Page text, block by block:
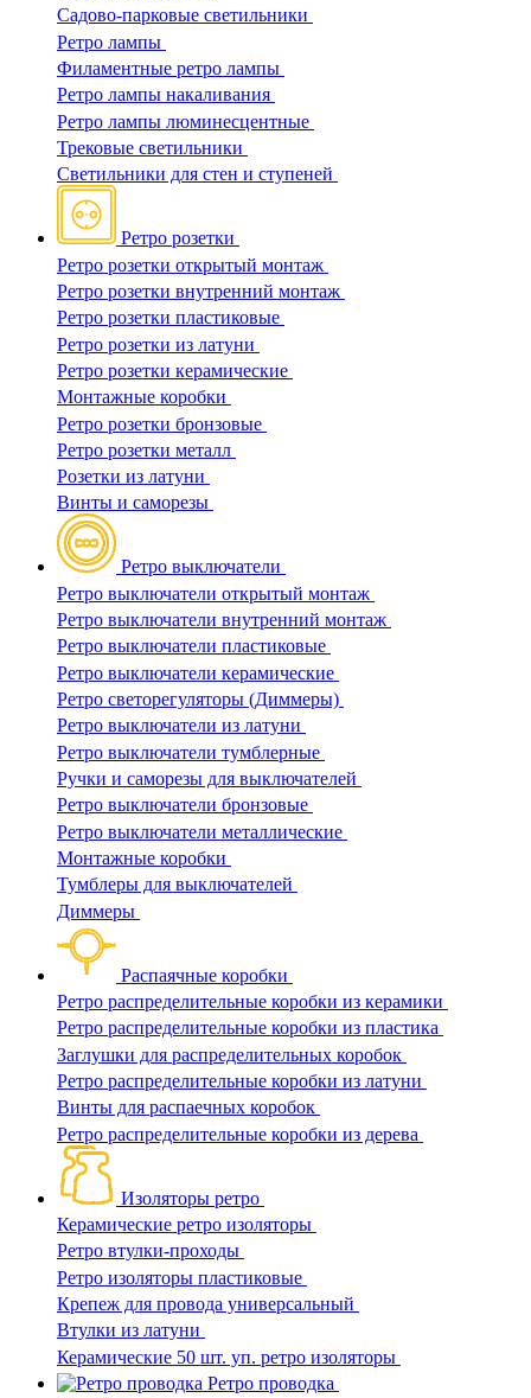
Садово-парковые светильники
Ретро лампы
Филаментные ретро лампы
Ретро лампы накаливания
Ретро лампы люминесцентные
Трековые светильники
Светильники для стен и ступеней
Ретро розетки
Ретро розетки открытый монтаж
Ретро розетки внутренний монтаж
Ретро розетки пластиковые
Ретро розетки из латуни
Ретро розетки керамические
Монтажные коробки
Ретро розетки бронзовые
Ретро розетки металл
Розетки из латуни
Винты и саморезы
Ретро выключатели
Ретро выключатели открытый монтаж
Ретро выключатели внутренний монтаж
Ретро выключатели пластиковые
Ретро выключатели керамические
Ретро светорегуляторы (Диммеры)
Ретро выключатели из латуни
Ретро выключатели тумблерные
Ручки и саморезы для выключателей
Ретро выключатели бронзовые
Ретро выключатели металлические
Монтажные коробки
Тумблеры для выключателей
Диммеры
Распаячные коробки
Ретро распределительные коробки из керамики
Ретро распределительные коробки из пластика
Заглушки для распределительных коробок
Ретро распределительные коробки из латуни
Винты для распаечных коробок
Ретро распределительные коробки из дерева
Изоляторы ретро
Керамические ретро изоляторы
Ретро втулки-проходы
Ретро изоляторы пластиковые
Крепеж для провода универсальный
Втулки из латуни
Керамические 50 шт. уп. ретро изоляторы
Ретро проводка